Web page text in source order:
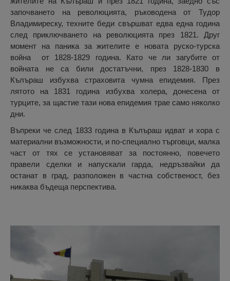
започването на революцията, ръководена от Тудор
Владимиреску, техните беди свършват едва една година
след приключването на революцията през 1821. Друг
момент на паника за жителите е новата руско-турска
война от 1828-1829 година. Като че ли загубите от
войната не са били достатъчни, през 1828-1830 в
Кълъраш избухва страховита чумна епидемия. През
лятото на 1831 година избухва холера, донесена от
турците, за щастие тази нова епидемия трае само няколко
дни.
Въпреки че след 1833 година в Кълъраш идват и хора с
материални възможности, и по-специално търговци, малка
част от тях се установяват за постоянно, повечето
правели сделки и напускали гарда, недръзвайки да
останат в град, разположен в частна собственост, без
никаква бъдеща перспектива.